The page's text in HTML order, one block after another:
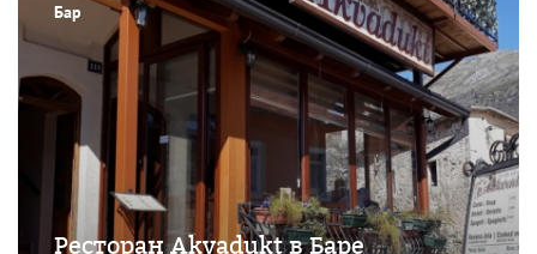
Бар
Ресторан Akvadukt в Баре